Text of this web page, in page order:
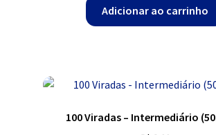
Adicionar ao carrinho
100 Viradas – Intermediário